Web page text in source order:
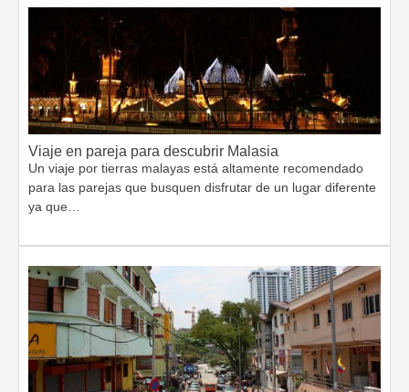
Viaje en pareja para descubrir Malasia
Un viaje por tierras malayas está altamente recomendado
para las parejas que busquen disfrutar de un lugar diferente
ya que…